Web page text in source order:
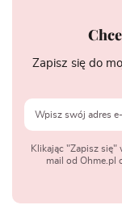
Zapisz się do
Klikając "Zapisz
mail od Ohme.pl